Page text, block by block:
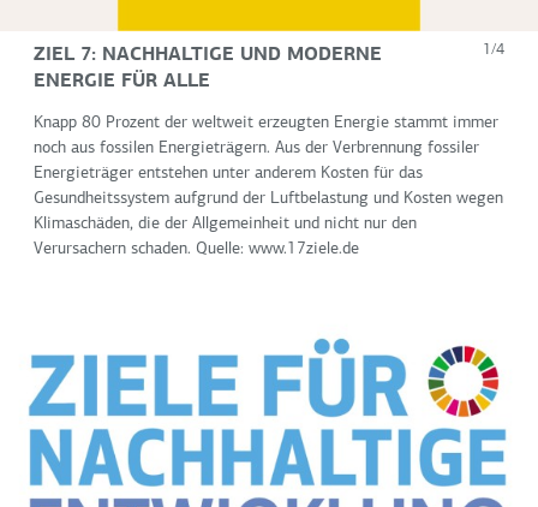
ZIEL 7: NACHHALTIGE UND MODERNE
ENERGIE FÜR ALLE
1/4
Knapp 80 Prozent der weltweit erzeugten Energie stammt immer
noch aus fossilen Energieträgern. Aus der Verbrennung fossiler
Energieträger entstehen unter anderem Kosten für das
Gesundheitssystem aufgrund der Luftbelastung und Kosten wegen
Klimaschäden, die der Allgemeinheit und nicht nur den
Verursachern schaden. Quelle: www.17ziele.de